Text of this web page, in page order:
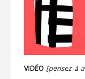
VIDÉO [pensez à